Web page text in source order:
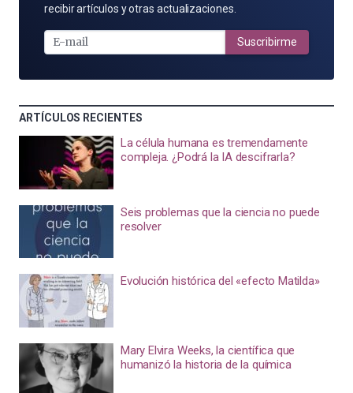
POR
MAIL
recibir artículos y otras actualizaciones.
Suscribirme
ARTÍCULOS RECIENTES
La célula humana es tremendamente
compleja. ¿Podrá la IA descifrarla?
Seis problemas que la ciencia no puede
resolver
Evolución histórica del «efecto Matilda»
Mary Elvira Weeks, la científica que
humanizó la historia de la química